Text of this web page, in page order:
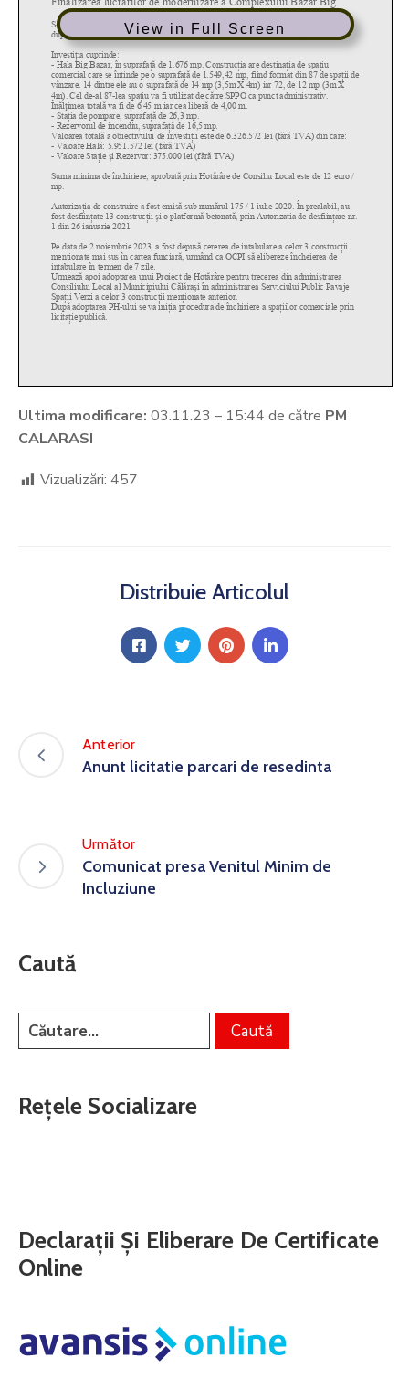
View in Full Screen
Ultima modificare: 03.11.23 – 15:44 de către PM
CALARASI
Vizualizări: 457
Distribuie Articolul
Anterior
Anunt licitatie parcari de resedinta
Următor
Comunicat presa Venitul Minim de
Incluziune
Caută
Rețele Socializare
Declarații Și Eliberare De Certificate
Online